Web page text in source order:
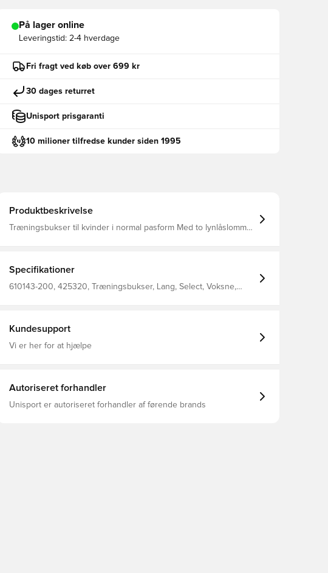
På lager online
Leveringstid: 2-4 hverdage
Fri fragt ved køb over 699 kr
30 dages returret
Unisport prisgaranti
10 milioner tilfredse kunder siden 1995
Produktbeskrivelse
Træningsbukser til kvinder i normal pasform Med to lynlåslommer
Specifikationer
610143-200, 425320, Træningsbukser, Lang, Select, Voksne,
Kundesupport
Vi er her for at hjælpe
Autoriseret forhandler
Unisport er autoriseret forhandler af førende brands